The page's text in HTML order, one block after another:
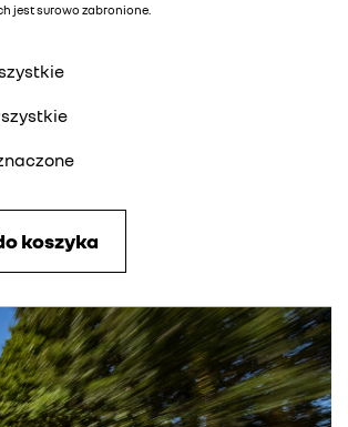
jest surowo zabronione.
koszyka